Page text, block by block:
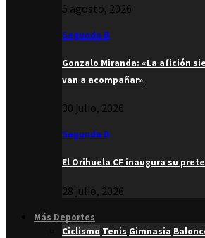
5 agosto, 2026
Segunda B
Gonzalo Miranda: «La afición
van a acompañar»
30 julio, 2026
Segunda B
El Orihuela CF inaugura su
28 julio, 2026
Más Deportes
Ciclismo Tenis Gimnasia